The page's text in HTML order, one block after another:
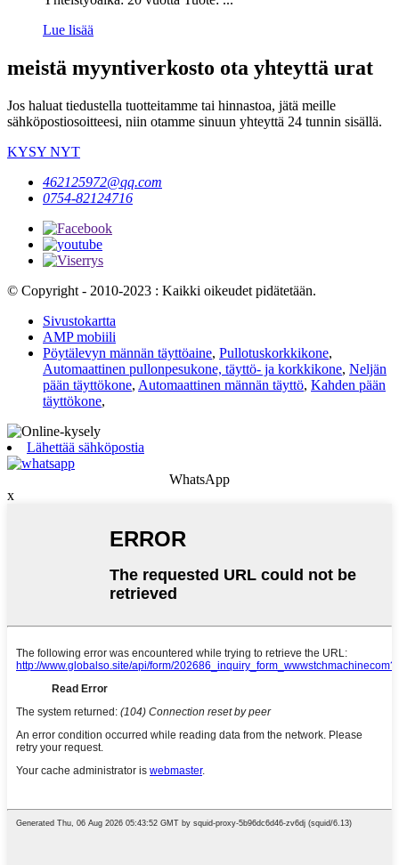
Lue lisää
meistä myyntiverkosto ota yhteyttä urat
Jos haluat tiedustella tuotteitamme tai hinnastoa, jätä meille
sähköpostiosoitteesi, niin otamme sinuun yhteyttä 24 tunnin sisällä.
KYSY NYT
462125972@qq.com
0754-82124716
© Copyright - 2010-2023 : Kaikki oikeudet pidätetään.
Sivustokartta
AMP mobiili
Pöytälevyn männän täyttöaine, Pullotuskorkkikone,
Automaattinen pullonpesukone, täyttö- ja korkkikone, Neljän
pään täyttökone, Automaattinen männän täyttö, Kahden pään
täyttökone,
Lähettää sähköpostia
WhatsApp
x